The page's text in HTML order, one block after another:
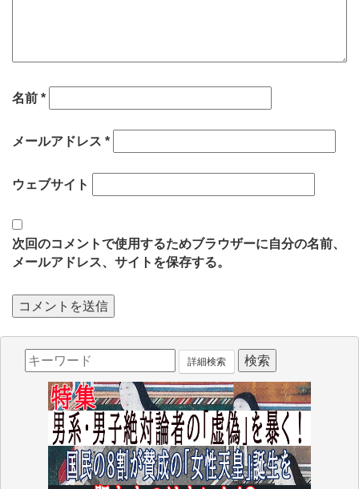
名前 *
メールアドレス *
ウェブサイト
次回のコメントで使用するためブラウザーに自分の名前、
メールアドレス、サイトを保存する。
詳細検索